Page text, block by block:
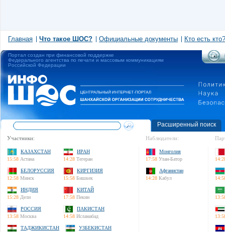
Главная Что такое ШОС? Официальные документы Кто есть кто?
Портал создан при финансовой поддержке
Федерального агентства по печати и массовым коммуникациям
Российской Федерации
Расширенный поиск
Участники:
КАЗАХСТАН
15:58 Астана
ИРАН
14:28 Тегеран
БЕЛОРУССИЯ
12:58 Минск
КИРГИЗИЯ
15:58 Бишкек
ИНДИЯ
15:28 Дели
КИТАЙ
17:58 Пекин
РОССИЯ
13:58 Москва
ПАКИСТАН
14:58 Исламабад
ТАДЖИКИСТАН
УЗБЕКИСТАН
Наблюдатели:
Монголия
17:58 Улан-Батор
Афганистан
14:28 Кабул